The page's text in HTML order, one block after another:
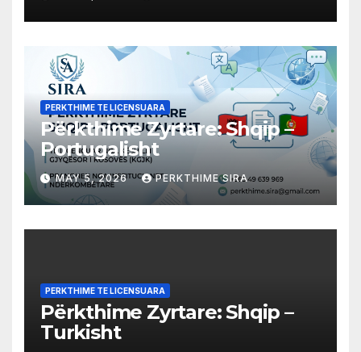
PERKTHIME TE LICENSUARA
Përkthime Zyrtare: Shqip –
Portugalisht
MAY 5, 2026 PERKTHIME SIRA
PERKTHIME TE LICENSUARA
Përkthime Zyrtare: Shqip –
Turkisht